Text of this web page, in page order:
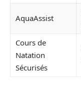
AquaAssist
Cours de
Natation
Sécurisés